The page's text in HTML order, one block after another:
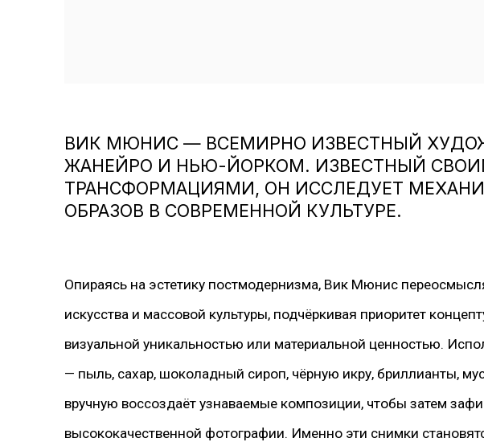
ВИК МЮНИС — ВСЕМИРНО ИЗВЕСТНЫЙ
ЖАНЕЙРО И НЬЮ-ЙОРКОМ. ИЗВЕСТНЫЙ
ТРАНСФОРМАЦИЯМИ, ОН ИССЛЕДУЕТ
ОБРАЗОВ В СОВРЕМЕННОЙ КУЛЬТУРЕ.
Опираясь на эстетику постмодернизма, Вик Мюнис
искусства и массовой культуры, подчёркивая приоритет
визуальной уникальностью или материальной ценностью.
— пыль, сахар, шоколадный сироп, чёрную икру, бриллианты,
вручную воссоздаёт узнаваемые композиции, чтобы затем
высококачественной фотографии. Именно эти снимки